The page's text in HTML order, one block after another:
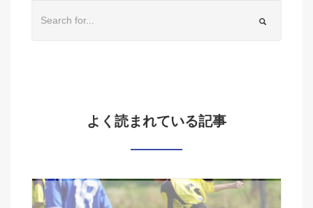
よく読まれている記事